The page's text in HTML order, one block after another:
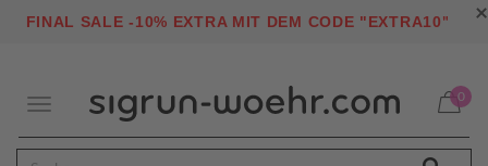
×
FINAL SALE -10% EXTRA MIT DEM CODE "EXTRA10"
Toggle
0